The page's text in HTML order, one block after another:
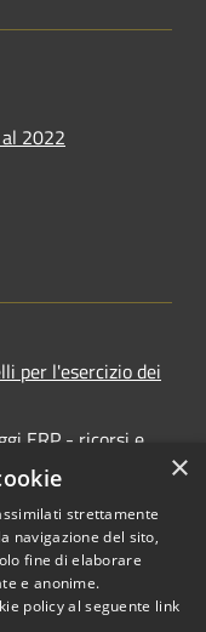
2022
per l'esercizio dei
ERP - ricorsi e
© 2026 • Comune di
• Powered by
×
strettamente
navigazione del sito,
fine di elaborare
e anonime.
policy al seguente link